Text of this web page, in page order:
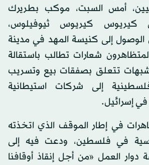
أمس السبت، موكب بطريرك
كيريوس كيريوس ثيوفيلوس،
إلى كنيسة المهد في مدينة
شعارات تطالب باستقالة
تتعلق بصفقات بيع وتسريب
إلى شركات استيطانية
إسرائيل.
في إطار الموقف الذي اتخذته
في فلسطين، ودعت فيه إلى
العمل «من أجل إنقاذ أوقافنا